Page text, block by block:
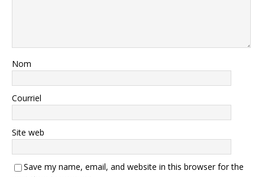
Nom
Courriel
Site web
Save my name, email, and website in this browser for the